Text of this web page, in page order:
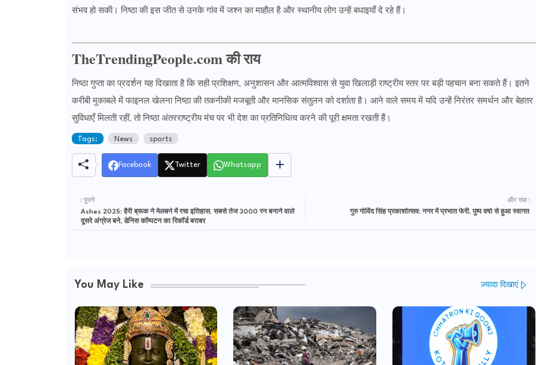
संभव हो सकी। निष्ठा की इस जीत से उनके गांव में जश्न का माहौल है और स्थानीय लोग उन्हें बधाइयाँ दे रहे हैं।
TheTrendingPeople.com की राय
निष्ठा गुप्ता का प्रदर्शन यह दिखाता है कि सही प्रशिक्षण, अनुशासन और आत्मविश्वास से युवा खिलाड़ी राष्ट्रीय स्तर पर बड़ी पहचान बना सकते हैं। इतने
करीबी मुकाबले में फाइनल खेलना निष्ठा की तकनीकी मजबूती और मानसिक संतुलन को दर्शाता है। आने वाले समय में यदि उन्हें निरंतर समर्थन और बेहतर
सुविधाएँ मिलती रहीं, तो निष्ठा अंतरराष्ट्रीय मंच पर भी देश का प्रतिनिधित्व करने की पूरी क्षमता रखती हैं।
Tags: News sports
Facebook Twitter Whatsapp
और नया
गुरु गोविंद सिंह प्रकाशोत्सव: नगर में प्रभात फेरी, पुष्प वर्षा से हुआ स्वागत
पुराने
Ashes 2025: हैरी ब्रूक ने मेलबर्न में रचा इतिहास, सबसे तेज 3000 रन बनाने वाले
दूसरे अंग्रेज बने, डेनिस कॉम्पटन का रिकॉर्ड बराबर
You May Like ज़्यादा दिखाएं